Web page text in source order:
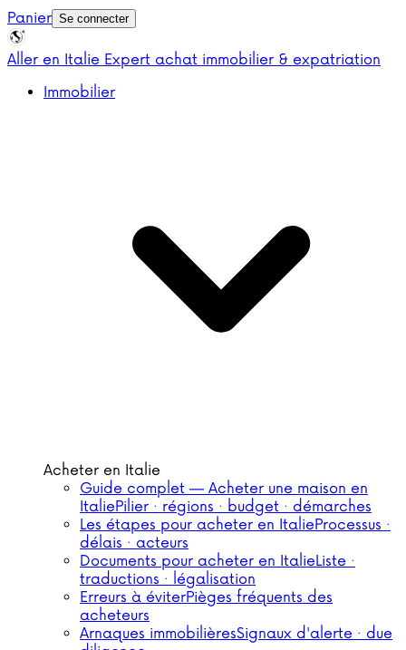
Panier Se connecter
Aller en Italie Expert achat immobilier & expatriation
Immobilier
Acheter en Italie
Guide complet — Acheter une maison en
ItaliePilier · régions · budget · démarches
Les étapes pour acheter en ItalieProcessus ·
délais · acteurs
Documents pour acheter en ItalieListe ·
traductions · légalisation
Erreurs à éviterPièges fréquents des
acheteurs
Arnaques immobilièresSignaux d'alerte · due